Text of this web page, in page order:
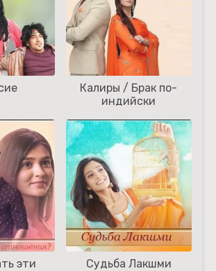
Калиры / Брак по-
индийски
эти
Судьба Лакшми